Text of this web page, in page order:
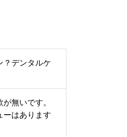
？デンタルケ
無いです。
ーはあります